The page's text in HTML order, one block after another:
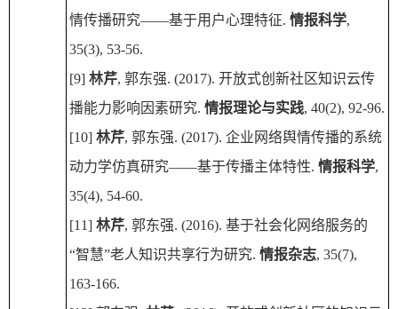
情传播研究——基于用户心理特征. 情报科学,
35(3), 53-56.
[9] 林芹, 郭东强. (2017). 开放式创新社区知识云传
播能力影响因素研究. 情报理论与实践, 40(2), 92-96.
[10] 林芹, 郭东强. (2017). 企业网络舆情传播的系统
动力学仿真研究——基于传播主体特性. 情报科学,
35(4), 54-60.
[11] 林芹, 郭东强. (2016). 基于社会化网络服务的
“智慧”老人知识共享行为研究. 情报杂志, 35(7),
163-166.